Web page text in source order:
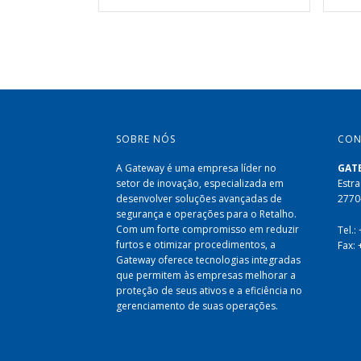
SOBRE NÓS
A Gateway é uma empresa líder no
setor de inovação, especializada em
desenvolver soluções avançadas de
segurança e operações para o Retalho.
Com um forte compromisso em reduzir
furtos e otimizar procedimentos, a
Gateway oferece tecnologias integradas
que permitem às empresas melhorar a
proteção de seus ativos e a eficiência no
gerenciamento de suas operações.
Tel.:
Fax: